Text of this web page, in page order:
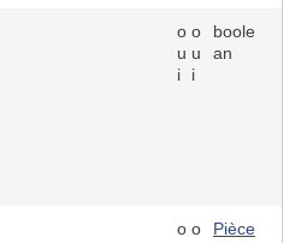
o
u
i
o
u
i
boole
an
o o
Pièce